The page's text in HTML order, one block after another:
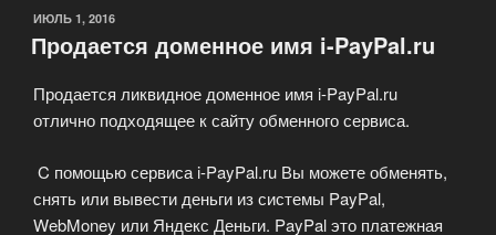
терминалов»
ОПУБЛИКОВАНО
ИЮЛЬ 1, 2016
Продается доменное имя i-PayPal.ru
Продается ликвидное доменное имя i-PayPal.ru
отлично подходящее к сайту обменного сервиса.
C помощью сервиса i-PayPal.ru Вы можете обменять,
снять или вывести деньги из системы PayPal,
WebMoney или Яндекс Деньги. PayPal это платежная